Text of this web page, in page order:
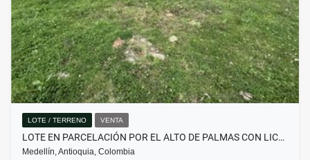
LOTE / TERRENO VENTA
LOTE EN PARCELACIÓN POR EL ALTO DE PALMAS CON LIC…
Medellín, Antioquia, Colombia